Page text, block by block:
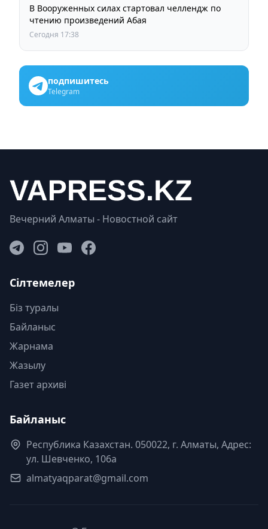
В Вооруженных силах стартовал челлендж по
чтению произведений Абая
Сегодня 17:38
подпишитесь
Telegram
Вечерний Алматы - Новостной сайт
Сілтемелер
Біз туралы
Байланыс
Жарнама
Жазылу
Газет архиві
Байланыс
Республика Казахстан. 050022, г. Алматы, Адрес:
ул. Шевченко, 106а
almatyaqparat@gmail.com